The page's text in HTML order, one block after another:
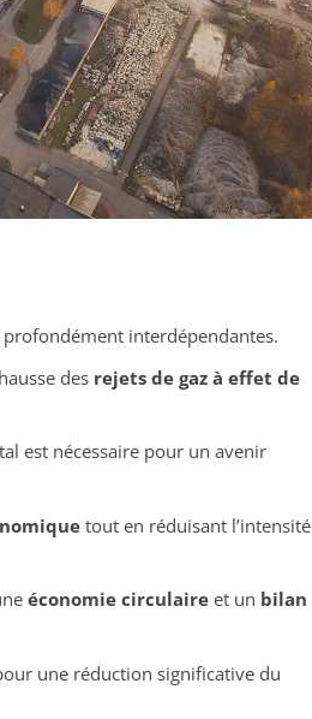
interdépendantes.
des rejets de gaz à effet de
est nécessaire pour un avenir
tout en réduisant l’intensité
économie circulaireet un bilan
une réduction significative du